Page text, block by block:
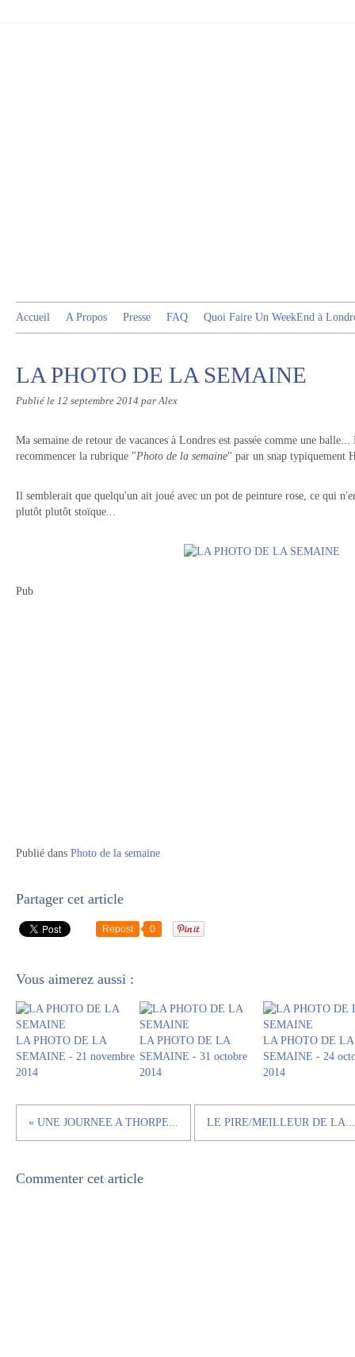
Accueil A Propos Presse FAQ Quoi Faire Un WeekEnd à
LA PHOTO DE LA SEMAINE
Publié le 12 septembre 2014 par Alex
Ma semaine de retour de vacances à Londres est passée comme une
recommencer la rubrique "Photo de la semaine" par un snap typiquement
Il semblerait que quelqu'un ait joué avec un pot de peinture rose, ce qui
plutôt plutôt stoïque...
Pub
Publié dans Photo de la semaine
Partager cet article
Repost 0
Vous aimerez aussi :
LA PHOTO DE LA
SEMAINE - 21 novembre
2014
LA PHOTO DE LA
SEMAINE - 31 octobre
2014
LA PHOTO DE LA
SEMAINE - 24
2014
« UNE JOURNEE A THORPE... LE PIRE/MEILLEUR DE
Commenter cet article